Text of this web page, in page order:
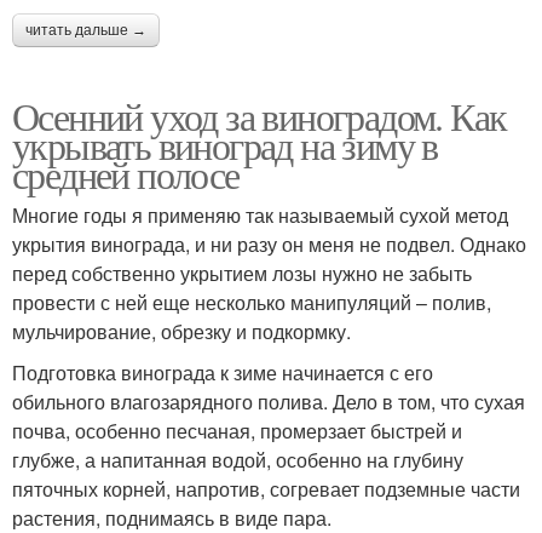
читать дальше →
Осенний уход за виноградом. Как
укрывать виноград на зиму в
средней полосе
Многие годы я применяю так называемый сухой метод
укрытия винограда, и ни разу он меня не подвел. Однако
перед собственно укрытием лозы нужно не забыть
провести с ней еще несколько манипуляций – полив,
мульчирование, обрезку и подкормку.
Подготовка винограда к зиме начинается с его
обильного влагозарядного полива. Дело в том, что сухая
почва, особенно песчаная, промерзает быстрей и
глубже, а напитанная водой, особенно на глубину
пяточных корней, напротив, согревает подземные части
растения, поднимаясь в виде пара.